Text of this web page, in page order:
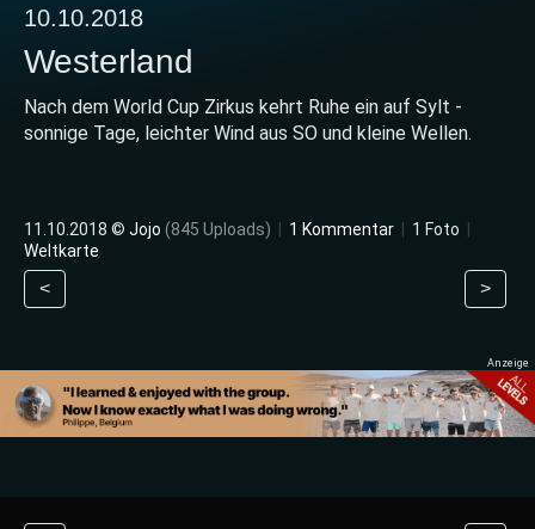
10.10.2018
Westerland
Nach dem World Cup Zirkus kehrt Ruhe ein auf Sylt -
sonnige Tage, leichter Wind aus SO und kleine Wellen.
11.10.2018 © Jojo (845 Uploads) 1 Kommentar 1 Foto
Weltkarte
< >